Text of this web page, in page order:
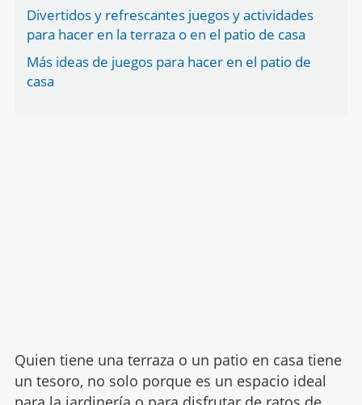
Divertidos y refrescantes juegos y actividades
para hacer en la terraza o en el patio de casa
Más ideas de juegos para hacer en el patio de
casa
Quien tiene una terraza o un patio en casa tiene
un tesoro, no solo porque es un espacio ideal